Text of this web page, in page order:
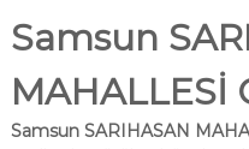
Samsun
MAHALLESİ
Samsun SARIHASAN